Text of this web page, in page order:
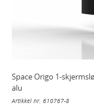
Space Origo 1-
alu
Artikkel nr. 610767-8